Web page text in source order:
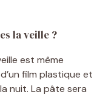
la veille ?
est même
film plastique et
nuit. La pâte sera